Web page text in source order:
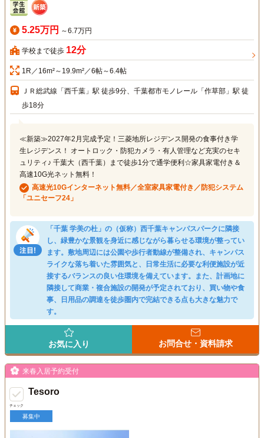
5.25万円 ～6.7万円
学校まで徒歩 12分
1R／16m²～19.9m²／6帖～6.4帖
ＪＲ総武線「西千葉」駅 徒歩9分、千葉都市モノレール「作草部」駅 徒
歩18分
≪新築≫2027年2月完成予定！三菱地所レジデンス開発の食事付き学
生レジデンス！ オートロック・防犯カメラ・有人管理など充実のセキ
ュリティ♪ 千葉大（西千葉）まで徒歩1分で通学便利☆家具家電付き＆
高速10G光ネット無料！
高速光10Gインターネット無料／全室家具家電付き／防犯システム
「ユニセーフ24」
「千葉 学美の杜」の（仮称）西千葉キャンパスパークに隣接
し、緑豊かな景観を身近に感じながら暮らせる環境が整ってい
ます。敷地周辺には公園や歩行者動線が整備され、キャンパス
ライクな落ち着いた雰囲気と、日常生活に必要な利便施設が近
接するバランスの良い住環境を備えています。また、計画地に
隣接して商業・複合施設の開発が予定されており、買い物や食
事、日用品の調達を徒歩圏内で完結できる点も大きな魅力で
す。
お気に入り お問合せ・資料請求
チェック
来春入居予約受付
Tesoro
募集中